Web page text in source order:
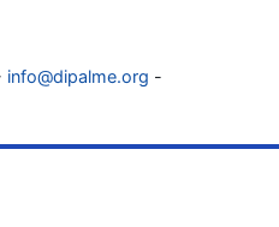
info@dipalme.org -